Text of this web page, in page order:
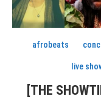
afrobeats
live
[THE